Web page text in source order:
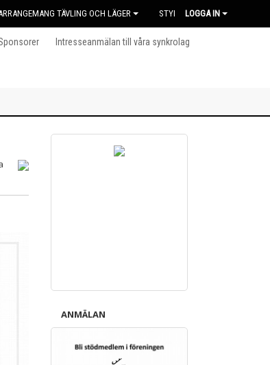
TÄVLING OCH LÄGER STYRELSENLOGGA IN
Intresseanmälan till våra synkrolag
ANMÄLAN